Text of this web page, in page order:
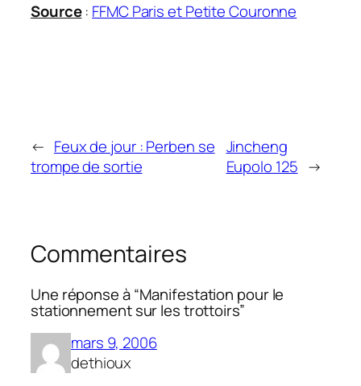
Source: FFMC Paris et Petite Couronne
← Feux de jour : Perben se
trompe de sortie
Jincheng
Eupolo 125 →
Commentaires
Une réponse à “Manifestation pour le
stationnement sur les trottoirs”
mars 9, 2006
dethioux